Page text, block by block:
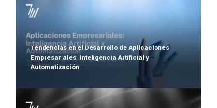
Tendencias en el Desarrollo de Aplicaciones
Empresariales: Inteligencia Artificial y
Automatización